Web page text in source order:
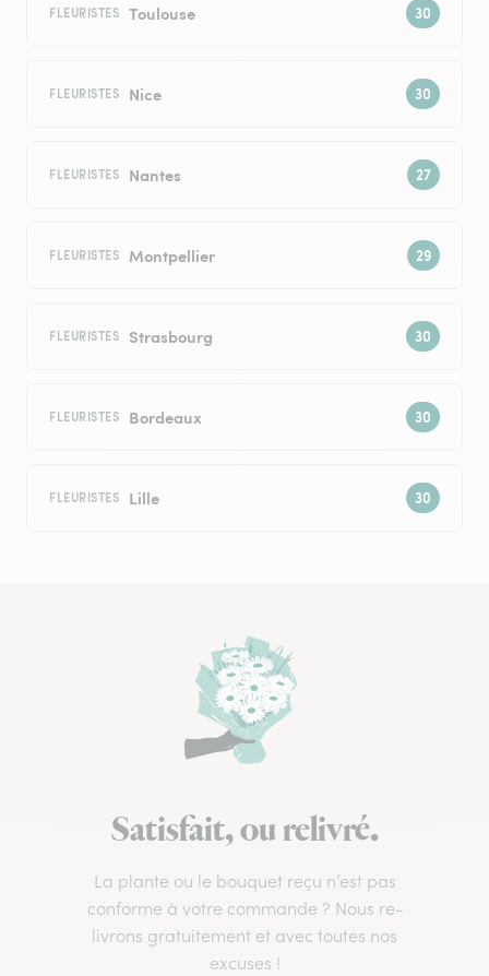
FLEURISTES Toulouse
FLEURISTES Nice
FLEURISTES Nantes
FLEURISTES Montpellier
FLEURISTES Strasbourg
FLEURISTES Bordeaux
FLEURISTES Lille
Satisfait, ou relivré.
La plante ou le bouquet reçu n’est pas
conforme à votre commande ? Nous re-
livrons gratuitement et avec toutes nos
excuses !